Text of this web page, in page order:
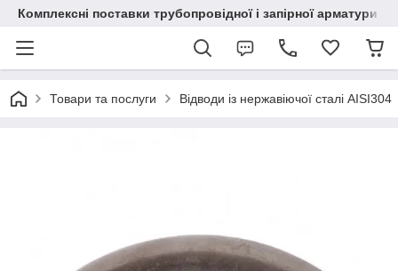
Комплексні поставки трубопровідної і запірної арматури
Товари та послуги Відводи із нержавіючої сталі AISI304